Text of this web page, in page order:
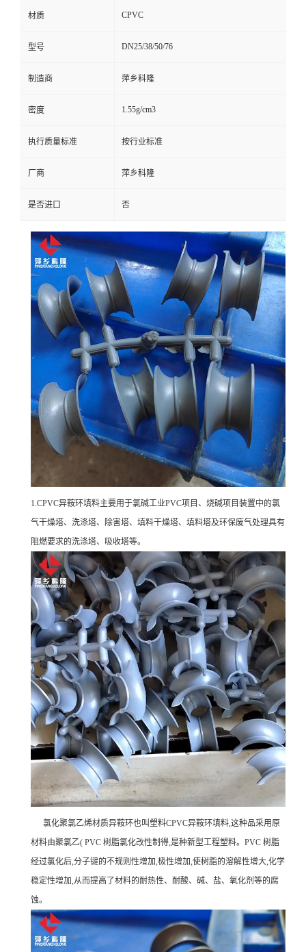
材质 CPVC
型号 DN25/38/50/76
制造商 萍乡科隆
密度 1.55g/cm3
执行质量标准 按行业标准
厂商 萍乡科隆
是否进口 否
1.CPVC异鞍环填料主要用于氯碱工业PVC项目、烧碱项目装置中的氯
气干燥塔、洗涤塔、除害塔、填料干燥塔、填料塔及环保废气处理具有
阻燃要求的洗涤塔、吸收塔等。
氯化聚氯乙烯材质异鞍环也叫塑料CPVC异鞍环填料,这种品采用原
材料由聚氯乙( PVC 树脂氯化改性制得,是种新型工程塑料。PVC 树脂
经过氯化后,分子键的不规则性增加,极性增加,使树脂的溶解性增大,化学
稳定性增加,从而提高了材料的耐热性、耐酸、碱、盐、氧化剂等的腐
蚀。